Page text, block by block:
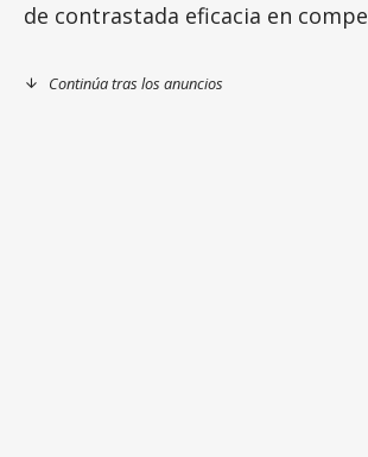
de contrastada eficacia en
Continúa tras los anuncios